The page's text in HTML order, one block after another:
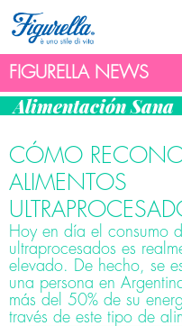
FIGURELLA NEWS
Alimentación Sana
CÓMO
ALIMENTOS
Hoy en día el consumo
ultraprocesados es
elevado. De hecho, se
una persona en
más del 50% de su
través de este tipo de